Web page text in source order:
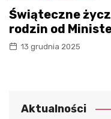
Świąteczne
rodzin od
13 grudnia 2025
Aktualności